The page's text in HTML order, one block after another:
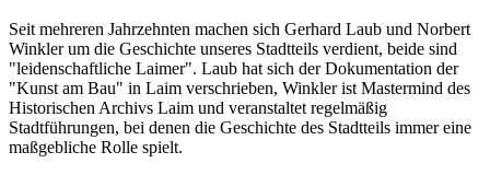
Seit mehreren Jahrzehnten machen sich Gerhard Laub und Norbert
Winkler um die Geschichte unseres Stadtteils verdient, beide sind
"leidenschaftliche Laimer". Laub hat sich der Dokumentation der
"Kunst am Bau" in Laim verschrieben, Winkler ist Mastermind des
Historischen Archivs Laim und veranstaltet regelmäßig
Stadtführungen, bei denen die Geschichte des Stadtteils immer eine
maßgebliche Rolle spielt.